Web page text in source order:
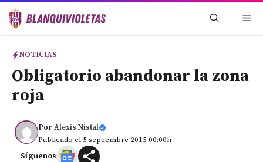
Saltar
NOTICIAS
Obligatorio abandonar la zona
roja
Por Alexis Nistal
Publicado el 5 septiembre 2015 00:00h
Síguenos